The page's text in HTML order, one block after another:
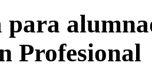
Profesional